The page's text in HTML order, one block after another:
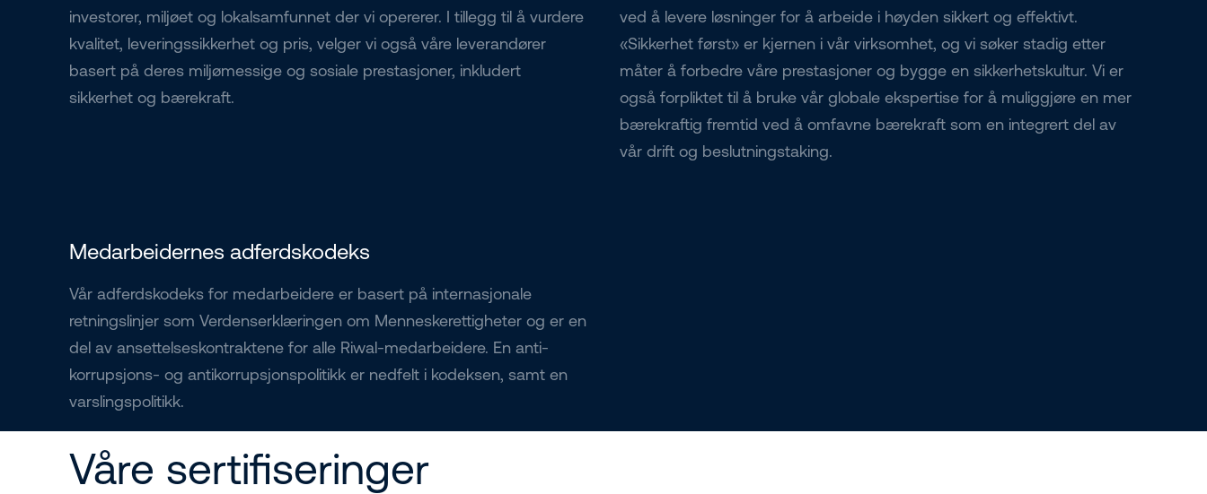
investorer, miljøet og lokalsamfunnet der vi opererer. I tillegg til å vurdere
kvalitet, leveringssikkerhet og pris, velger vi også våre leverandører
basert på deres miljømessige og sosiale prestasjoner, inkludert
sikkerhet og bærekraft.
ved å levere løsninger for å arbeide i høyden sikkert og effektivt.
«Sikkerhet først» er kjernen i vår virksomhet, og vi søker stadig etter
måter å forbedre våre prestasjoner og bygge en sikkerhetskultur. Vi er
også forpliktet til å bruke vår globale ekspertise for å muliggjøre en mer
bærekraftig fremtid ved å omfavne bærekraft som en integrert del av
vår drift og beslutningstaking.
Medarbeidernes adferdskodeks
Vår adferdskodeks for medarbeidere er basert på internasjonale
retningslinjer som Verdenserklæringen om Menneskerettigheter og er en
del av ansettelseskontraktene for alle Riwal-medarbeidere. En anti-
korrupsjons- og antikorrupsjonspolitikk er nedfelt i kodeksen, samt en
varslingspolitikk.
Våre sertifiseringer